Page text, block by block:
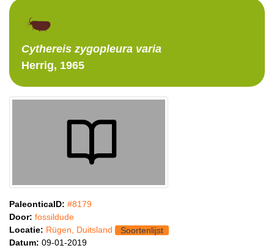
Cythereis zygopleura varia
Herrig, 1965
PaleonticaID: #8179
Door: fossildude
Locatie: Rügen, Duitsland
Soortenlijst
Datum: 09-01-2019